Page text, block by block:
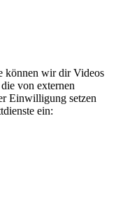
können wir dir Videos
von externen
Einwilligung setzen
ein: